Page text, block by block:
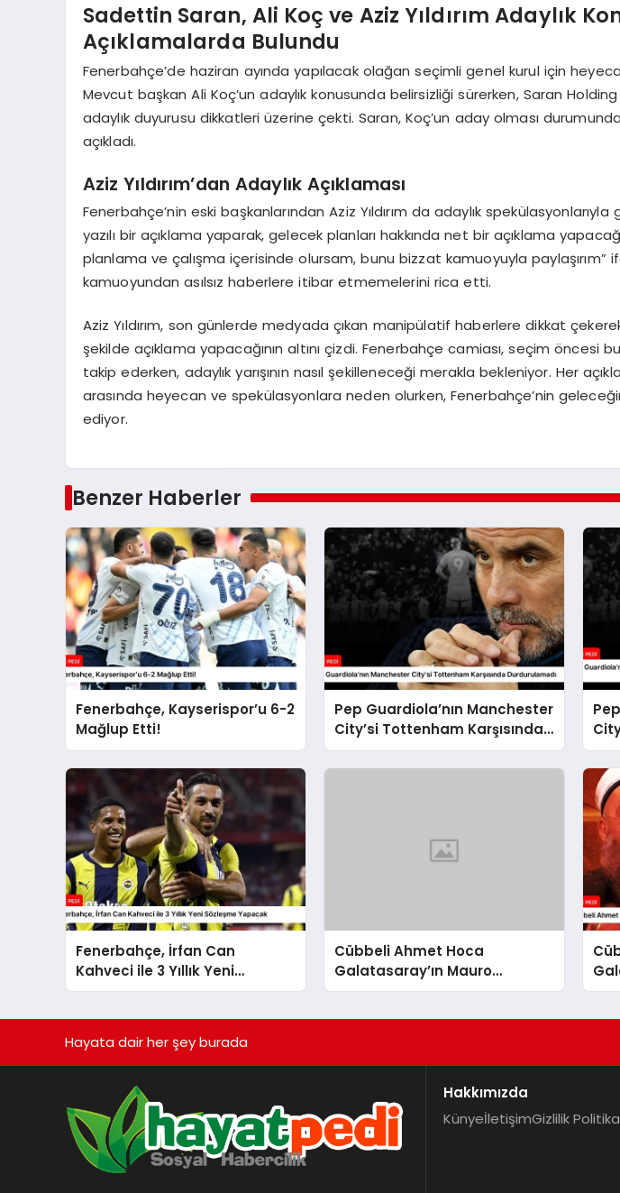
Sadettin Saran, Ali Koç ve Aziz Yıldırım Adaylık
Açıklamalarda Bulundu
Fenerbahçe’de haziran ayında yapılacak olağan seçimli genel kurul için
Mevcut başkan Ali Koç’un adaylık konusunda belirsizliği sürerken, Saran Holding
adaylık duyurusu dikkatleri üzerine çekti. Saran, Koç’un aday olması
açıkladı.
Aziz Yıldırım’dan Adaylık Açıklaması
Fenerbahçe’nin eski başkanlarından Aziz Yıldırım da adaylık spekülasyonlarıyla
yazılı bir açıklama yaparak, gelecek planları hakkında net bir açıklama
planlama ve çalışma içerisinde olursam, bunu bizzat kamuoyuyla paylaşırım”
kamuoyundan asılsız haberlere itibar etmemelerini rica etti.
Aziz Yıldırım, son günlerde medyada çıkan manipülatif haberlere dikkat
şekilde açıklama yapacağının altını çizdi. Fenerbahçe camiası, seçim öncesi
takip ederken, adaylık yarışının nasıl şekilleneceği merakla bekleniyor. Her
arasında heyecan ve spekülasyonlara neden olurken, Fenerbahçe’nin
ediyor.
Benzer Haberler
Fenerbahçe, Kayserispor’u 6-2
Mağlup Etti!
Pep Guardiola’nın Manchester
City’si Tottenham Karşısında
Durdurulamadı
4-
Fenerbahçe, İrfan Can
Kahveci ile 3 Yıllık Yeni
Sözleşme Yapacak
Cübbeli Ahmet Hoca
Galatasaray’ın Mauro
Icardi’sini Değerlendirdi
Hayata dair her şey burada
Hakkımızda
KünyeİletişimGizlilik